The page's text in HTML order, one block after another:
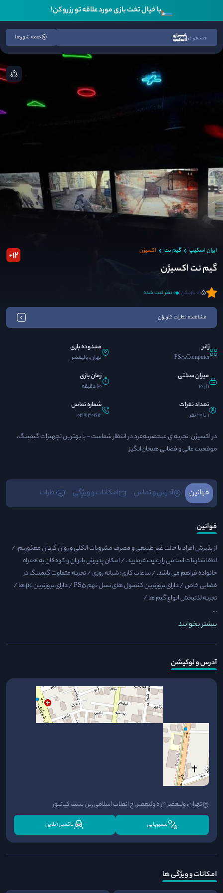
🛏️با خیال تخت بازی مورد علاقه تو رزرو کن!
جستجو در همه شهرها
ایران اسکیپ گیم نت اکسیژن
گیم نت اکسیژن
12
+
5(0 بازیکن) 0 نظر ثبت شده
مشاهده نظرات کاربران
ژانر
PS5،Computer
محدوده بازی
تهران، ولیعصر
میزان سختی
1 از 10
زمان بازی
60 دقیقه
تعداد نفرات
1 تا 20 نفر
شماره تماس
02191301612
در اکسیژن، تجربه‌ای منحصربه‌فرد در انتظار شماست – با بهترین تجهیزات گیمینگ،
موقعیت عالی و فضایی هیجان‌انگیز
قوانین آدرس و تماس امکانات و ویژِگی نظرات
قوانین
از پذیرش افراد با حالت غیر طبیعی و مصرف مشروبات الکلی و روان گردان معذوریم. /​
لطفا شئونات اسلامی را رعایت فرمایید. / امکان پذیرش بانوان و کودکان به همراه
خانواده فراهم می باشد. /​ ساعات کاری: شبانه روزی / تجربه متفاوت گیمینگ در
فضایی خاص / دارای بروزترین کنسول های نسل نهم PS5 / دارای بروزترین pc ها /
تجربه لذتبخش انواع گیم ها /
...
بیشتر بخوانید
آدرس و لوکیشن
تهران، ولیعصر 4راه ولیعصر, خ انقلاب اسلامی,بن بست کیانپور
مسیریابی تاکسی آنلاین
امکانات و ویژگی ها